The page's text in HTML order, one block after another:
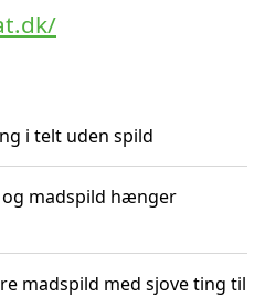
i telt uden spild
madspild hænger
madspild med sjove ting til